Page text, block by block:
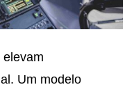
Um modelo